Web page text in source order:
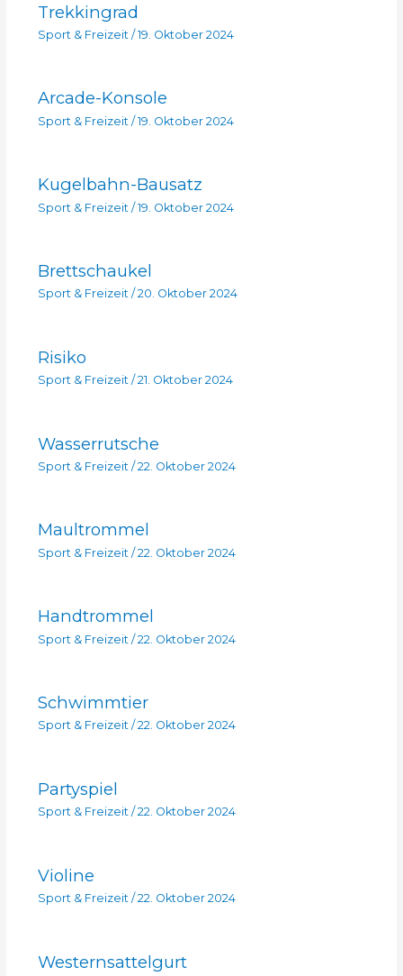
Trekkingrad
Sport & Freizeit / 19. Oktober 2024
Arcade-Konsole
Sport & Freizeit / 19. Oktober 2024
Kugelbahn-Bausatz
Sport & Freizeit /19. Oktober 2024
Brettschaukel
Sport & Freizeit/ 20. Oktober 2024
Risiko
Sport & Freizeit/ 21. Oktober 2024
Wasserrutsche
Sport & Freizeit/ 22. Oktober 2024
Maultrommel
Sport & Freizeit / 22. Oktober 2024
Handtrommel
Sport & Freizeit /22. Oktober 2024
Schwimmtier
Sport & Freizeit/ 22. Oktober 2024
Partyspiel
Sport & Freizeit/ 22. Oktober 2024
Violine
Sport & Freizeit/ 22. Oktober 2024
Westernsattelgurt